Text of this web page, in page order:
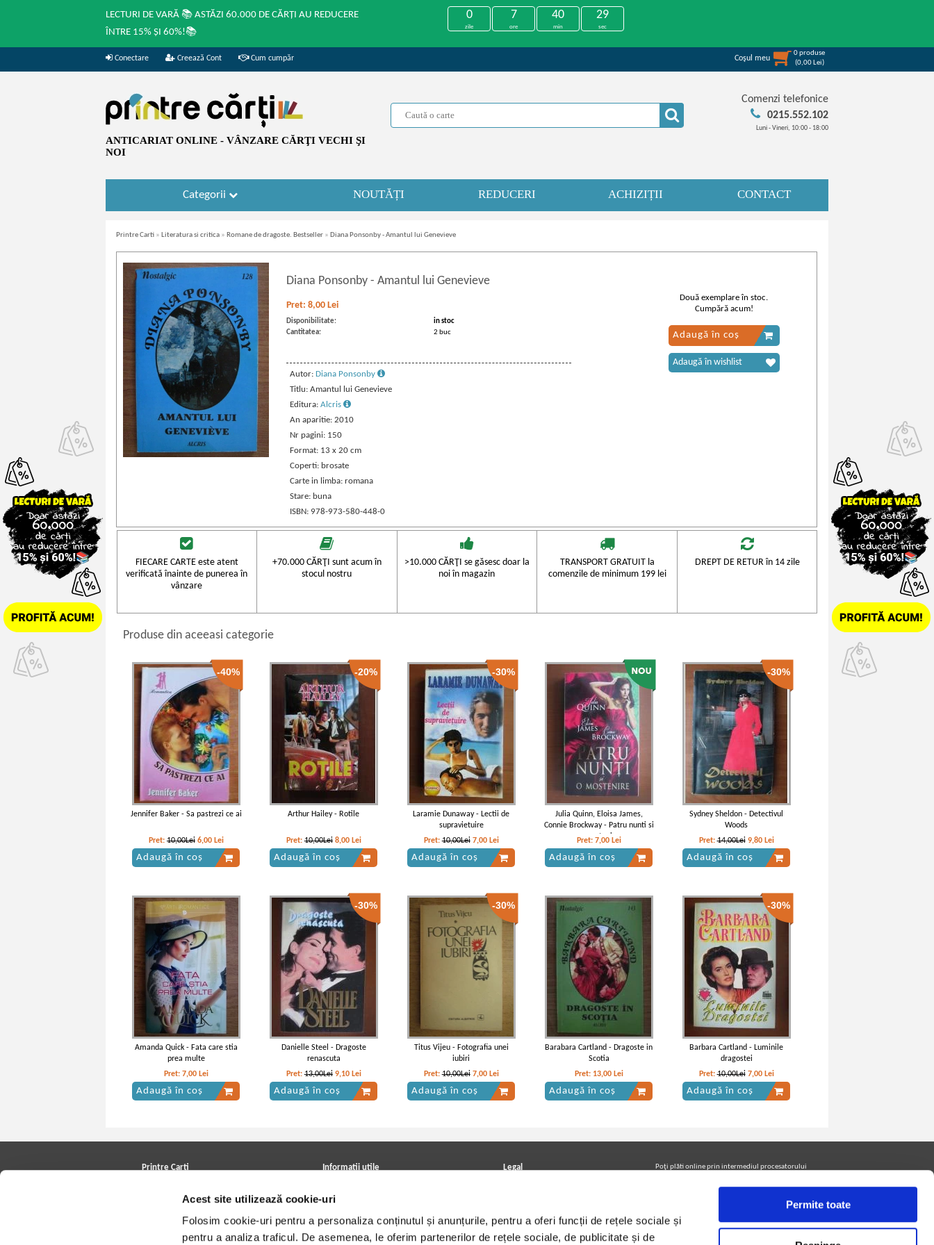
Acest site utilizează cookie-uri
Folosim cookie-uri pentru a personaliza conținutul și anunțurile, pentru a oferi funcții de rețele sociale și
pentru a analiza traficul. De asemenea, le oferim partenerilor de rețele sociale, de publicitate și de
Permite toate
LECTURI DE VARĂ 📚 ASTĂZI 60.000 DE CĂRȚI AU REDUCERE
ÎNTRE 15% ȘI 60%!📚
0
zile
7
ore
40
min
29
sec
Conectare Creează Cont Cum cumpăr Coşul meu
0produse
(0,00 Lei)
ANTICARIAT ONLINE - VÂNZARE CĂRŢI VECHI ŞI
NOI
Comenzi telefonice
0215.552.102
Luni - Vineri, 10:00 - 18:00
Categorii NOUTĂȚI REDUCERI ACHIZIȚII CONTACT
Printre Carti » Literatura si critica » Romane de dragoste. Bestseller » Diana Ponsonby - Amantul lui Genevieve
Diana Ponsonby - Amantul lui Genevieve
Pret: 8,00 Lei
Disponibilitate:
in stoc
Cantitatea:
2 buc
Autor: Diana Ponsonby
Titlu: Amantul lui Genevieve
Editura: Alcris
An aparitie: 2010
Nr pagini: 150
Format: 13 x 20 cm
Coperti: brosate
Carte in limba: romana
Stare: buna
ISBN: 978-973-580-448-0
Două exemplare în stoc.
Cumpără acum!
Adaugă în coș
Adaugă în wishlist
FIECARE CARTE este atent
verificată înainte de punerea în
vânzare
+70.000 CĂRŢI sunt acum în
stocul nostru
>10.000 CĂRŢI se găsesc doar la
noi în magazin
TRANSPORT GRATUIT la
comenzile de minimum 199 lei
DREPT DE RETUR în 14 zile
Produse din aceeasi categorie
-40%
Jennifer Baker - Sa pastrezi ce ai
Pret: 10,00Lei 6,00 Lei
Adaugă în coș
-20%
Arthur Hailey - Rotile
Pret:10,00Lei 8,00 Lei
Adaugă în coș
-30%
Laramie Dunaway - Lectii de
supravietuire
Pret:10,00Lei 7,00 Lei
Adaugă în coș
Julia Quinn, Eloisa James,
Connie Brockway - Patru nunti si
o mostenire
Pret: 7,00 Lei
Adaugă în coș
-30%
Sydney Sheldon - Detectivul
Woods
Pret:14,00Lei 9,80 Lei
Adaugă în coș
Amanda Quick - Fata care stia
prea multe
Pret: 7,00 Lei
Adaugă în coș
-30%
Danielle Steel - Dragoste
renascuta
Pret:13,00Lei 9,10 Lei
Adaugă în coș
-30%
Titus Vijeu - Fotografia unei
iubiri
Pret:10,00Lei 7,00 Lei
Adaugă în coș
Barabara Cartland - Dragoste in
Scotia
Pret: 13,00 Lei
Adaugă în coș
-30%
Barbara Cartland - Luminile
dragostei
Pret:10,00Lei 7,00 Lei
Adaugă în coș
Printre Carti Informatii utile
Achizitii viniluri, casete, CD/DVD
Cum cumpar?
Politica de livrare
Legal
Termeni si conditii
Utilizare cookie-uri
Poţi plăti online prin intermediul procesatorului
Urmăreşte-ne pe facebook pentru a fi la curent cu